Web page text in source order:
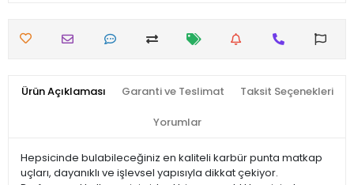
Ürün Açıklaması Garanti ve Teslimat Taksit Seçenekleri
Yorumlar
Hepsicinde bulabileceğiniz en kaliteli karbür punta matkap
uçları, dayanıklı ve işlevsel yapısıyla dikkat çekiyor.